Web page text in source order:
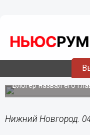
Урбанист
Блогер назвал его
Нижний Новгород.